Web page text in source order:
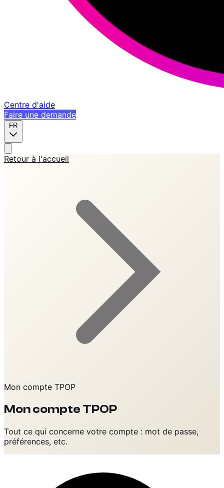
Centre d'aide
Faire une demande
FR
Retour à l'accueil
Mon compte TPOP
Mon compte TPOP
Tout ce qui concerne votre compte : mot de passe,
préférences, etc.